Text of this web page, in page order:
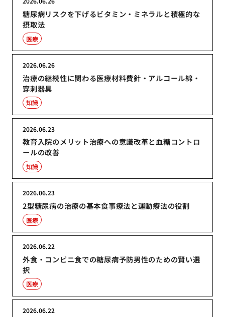
糖尿病リスクを下げるビタミン・ミネラルと積極的な
摂取法
医療
治療の継続性に関わる医療材料費針・アルコール綿・
穿刺器具
2026.06.26
知識
教育入院のメリット治療への意識改革と血糖コントロ
ールの改善
2026.06.23
知識
2型糖尿病の治療の基本食事療法と運動療法の役割
2026.06.23
医療
外食・コンビニ食での糖尿病予防男性のための賢い選
択
2026.06.22
医療
2026.06.22